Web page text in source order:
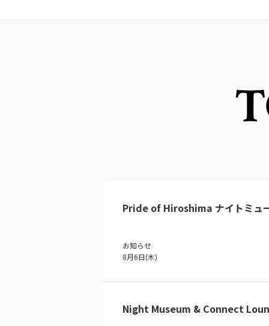
Pride of Hiroshima ナイトミュ
お知らせ
8月6日(木)
Night Museum & Connect